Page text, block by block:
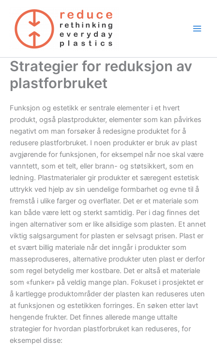
content
Strategier for reduksjon av
plastforbruket
Funksjon og estetikk er sentrale elementer i et hvert
produkt, også plastprodukter, elementer som kan påvirkes
negativt om man forsøker å redesigne produktet for å
redusere plastforbruket. I noen produkter er bruk av plast
avgjørende for funksjonen, for eksempel når noe skal være
vanntett, som et telt, eller brann- og støtsikkert, som en
ledning. Plastmaterialer gir produkter et særegent estetisk
uttrykk ved hjelp av sin uendelige formbarhet og evne til å
fremstå i ulike farger og overflater. Det er et materiale som
kan både være lett og sterkt samtidig. Per i dag finnes det
ingen alternativer som er like allsidige som plasten. Et annet
viktig salgsargument for plasten er selvsagt prisen. Plast er
et svært billig materiale når det inngår i produkter som
masseproduseres, alternative produkter uten plast er derfor
som regel betydelig mer kostbare. Det er altså et materiale
som «funker» på veldig mange plan. Fokuset i prosjektet er
å kartlegge produktområder der plasten kan reduseres uten
at funksjonen og estetikken forringes. En søken etter lavt
hengende frukter. Det finnes allerede mange uttalte
strategier for hvordan plastforbruket kan reduseres, for
eksempel disse: